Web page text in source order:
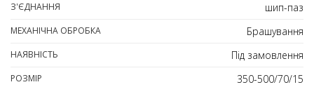
З'ЄДНАННЯ шип-паз
МЕХАНІЧНА ОБРОБКА Брашування
НАЯВНІСТЬ Під замовлення
РОЗМІР 350-500/70/15